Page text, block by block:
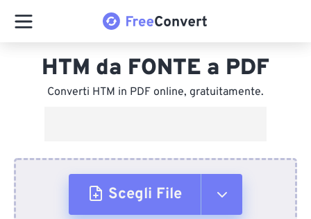
HTM da FONTE a PDF
Converti HTM in PDF online, gratuitamente.
Scegli File